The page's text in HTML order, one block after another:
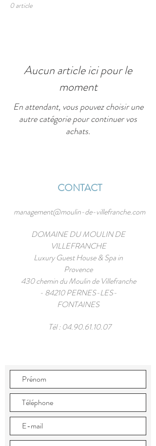
0 article
Aucun article ici pour le
moment
En attendant, vous pouvez choisir une
autre catégorie pour continuer vos
achats.
CONTACT
management@moulin-de-villefranche.com
DOMAINE DU MOULIN DE
VILLEFRANCHE
Luxury Guest House & Spa in
Provence
430 chemin du Moulin de Villefranche
- 84210 PERNES-LES-
FONTAINES
Tél : 04.90.61.10.07